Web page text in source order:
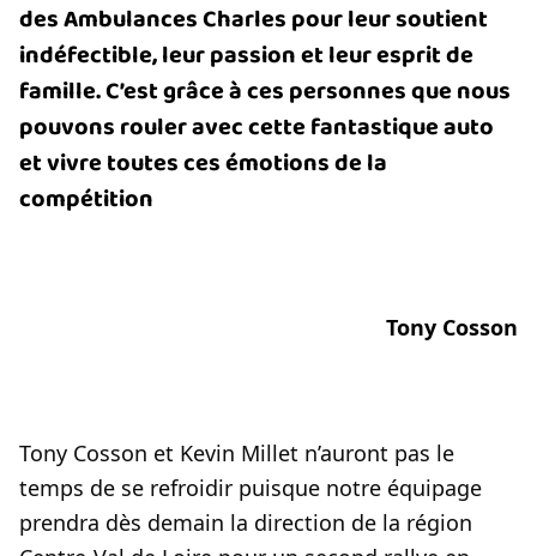
des Ambulances Charles pour leur soutient
indéfectible, leur passion et leur esprit de
famille. C’est grâce à ces personnes que nous
pouvons rouler avec cette fantastique auto
et vivre toutes ces émotions de la
compétition
Tony Cosson
Tony Cosson et Kevin Millet n’auront pas le
temps de se refroidir puisque notre équipage
prendra dès demain la direction de la région